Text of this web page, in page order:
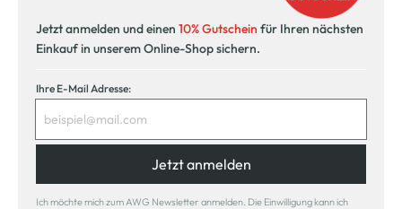
Jetzt anmelden und einen 10% Gutschein für Ihren nächsten
Einkauf in unserem Online-Shop sichern.
Ihre E-Mail Adresse:
Jetzt anmelden
Ich möchte mich zum AWG Newsletter anmelden. Die Einwilligung kann ich